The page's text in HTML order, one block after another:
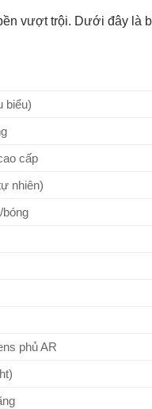
vượt trội. Dưới đây là
biểu)
cấp
nhiên)
bóng
phủ AR